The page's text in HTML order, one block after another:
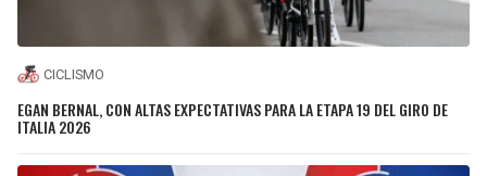
CICLISMO
EGAN BERNAL, CON ALTAS EXPECTATIVAS PARA LA ETAPA 19 DEL GIRO DE
ITALIA 2026